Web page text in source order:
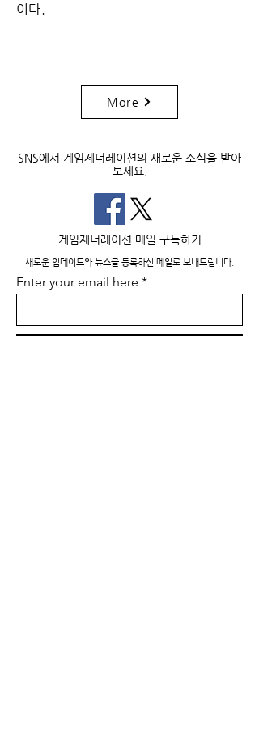
이다.
More
SNS에서 게임제너레이션의 새로운 소식을 받아
보세요.
​게임제너레이션 메일 구독하기
새로운 업데이트와 뉴스를 등록하신 메일로 보내드립니다.
Enter your email here